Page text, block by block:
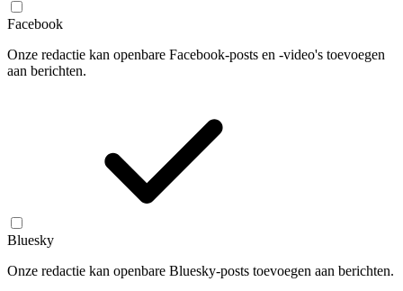
Facebook
Onze redactie kan openbare Facebook-posts en -video's toevoegen
aan berichten.
Bluesky
Onze redactie kan openbare Bluesky-posts toevoegen aan berichten.